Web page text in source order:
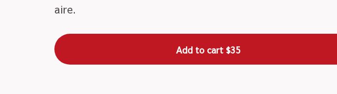
aire.
Add to cart $35